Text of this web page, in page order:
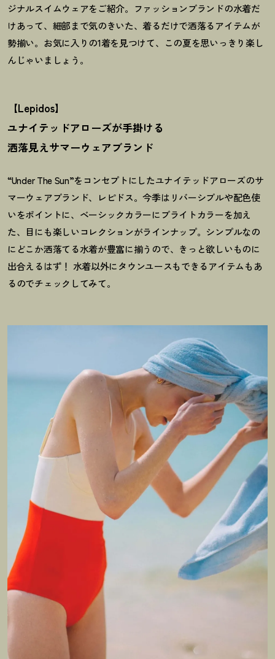
ジナルスイムウェアをご紹介。ファッションブランドの水着だ
けあって、細部まで気のきいた、着るだけで洒落るアイテムが
勢揃い。お気に入りの1着を見つけて、この夏を思いっきり楽し
んじゃいましょう。
【Lepidos】
ユナイテッドアローズが手掛ける
洒落見えサマーウェアブランド
“Under The Sun”をコンセプトにしたユナイテッドアローズのサ
マーウェアブランド、レピドス。今季はリバーシブルや配色使
いをポイントに、ベーシックカラーにブライトカラーを加え
た、目にも楽しいコレクションがラインナップ。シンプルなの
にどこか洒落てる水着が豊富に揃うので、きっと欲しいものに
出合えるはず ！ 水着以外にタウンユースもできるアイテムもあ
るのでチェックしてみて。